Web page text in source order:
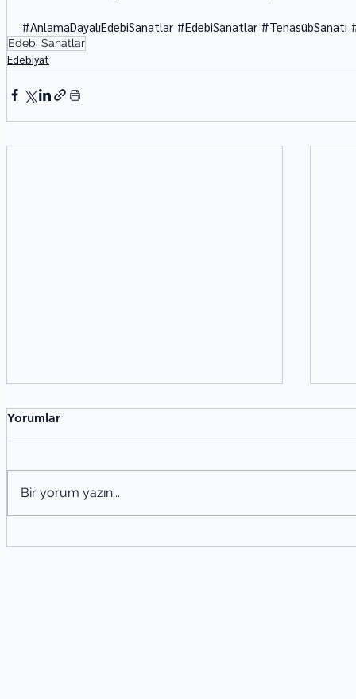
#AnlamaDayalıEdebiSanatlar #EdebiSanatlar #TenasübSanatı
Edebi Sanatlar
Edebiyat
Şiir
Yorumlar
Bir yorum yazın...